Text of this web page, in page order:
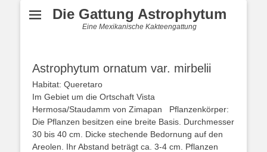
Die Gattung Astrophytum
Eine Mexikanische Kakteengattung
Astrophytum ornatum var. mirbelii
Habitat: Queretaro
Im Gebiet um die Ortschaft Vista
Hermosa/Staudamm von Zimapan Pflanzenkörper:
Die Pflanzen besitzen eine breite Basis. Durchmesser
30 bis 40 cm. Dicke stechende Bedornung auf den
Areolen. Ihr Abstand beträgt ca. 3-4 cm. Pflanzen